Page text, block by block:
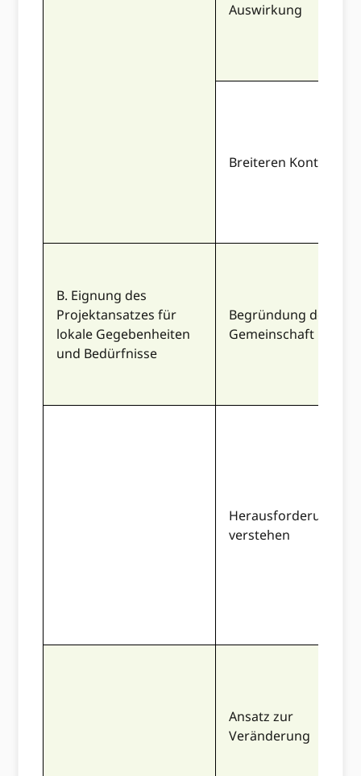
Auswirkung
Breiteren Kontext
B. Eignung des
Projektansatzes für
lokale Gegebenheiten
und Bedürfnisse
Begründung der
Gemeinschaft
Herausforderung
verstehen
Ansatz zur
Veränderung